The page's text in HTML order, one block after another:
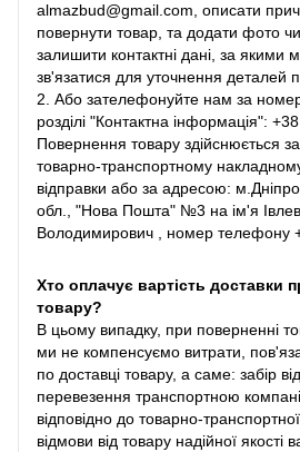
almazbud@gmail.com, описати
повернути товар, та додати фото
залишити контактні дані, за
зв'язатися для уточнення деталей
2. Або зателефонуйте нам за
розділі "Контактна інформація":
Повернення товару здійснюється
товарно-транспортному
відправки або за адресою:
обл., "Нова Пошта" №3 на ім'я
Володимирович , номер телефону
Хто оплачує вартість доставки
товару?
В цьому випадку, при поверненні
ми не компенсуємо витрати,
по доставці товару, а саме: забір
перевезення транспортною
відповідно до товарно-
відмови від товару надійної якості